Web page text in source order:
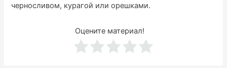
черносливом, курагой или орешками.
Оцените материал!